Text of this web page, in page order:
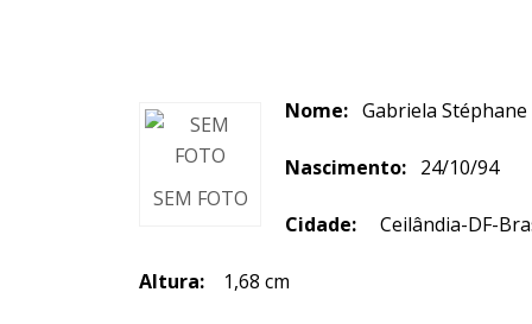
SEM FOTO
Nome: Gabriela
Nascimento: 24/10/94
Cidade: Ceilândia-
Altura: 1,68 cm